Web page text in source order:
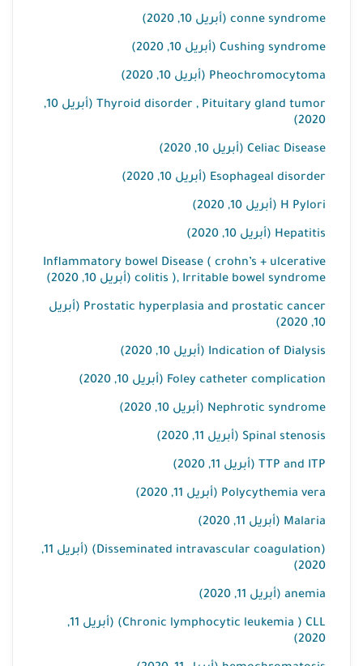
conne syndrome (أبريل 10, 2020)
Cushing syndrome (أبريل 10, 2020)
Pheochromocytoma (أبريل 10, 2020)
Thyroid disorder , Pituitary gland tumor (أبريل 10,
2020)
Celiac Disease (أبريل 10, 2020)
Esophageal disorder (أبريل 10, 2020)
H Pylori (أبريل 10, 2020)
Hepatitis (أبريل 10, 2020)
Inflammatory bowel Disease ( crohn’s + ulcerative
colitis ), Irritable bowel syndrome (أبريل 10, 2020)
Prostatic hyperplasia and prostatic cancer (أبريل
10, 2020)
Indication of Dialysis (أبريل 10, 2020)
Foley catheter complication (أبريل 10, 2020)
Nephrotic syndrome (أبريل 10, 2020)
Spinal stenosis (أبريل 11, 2020)
TTP and ITP (أبريل 11, 2020)
Polycythemia vera (أبريل 11, 2020)
Malaria (أبريل 11, 2020)
(Disseminated intravascular coagulation) (أبريل 11,
2020)
anemia (أبريل 11, 2020)
Chronic lymphocytic leukemia ) CLL) (أبريل 11,
2020)